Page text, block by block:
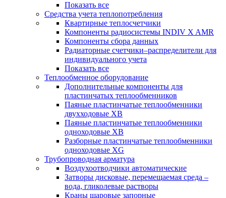
Показать все
Средства учета теплопотребления
Квартирные теплосчетчики
Компоненты радиосистемы INDIV X AMR
Компоненты сбора данных
Радиаторные счетчики–распределители для
индивидуального учета
Показать все
Теплообменное оборудование
Дополнительные компоненты для
пластинчатых теплообменников
Паяные пластинчатые теплообменники
двухходовые XB
Паяные пластинчатые теплообменники
одноходовые ХВ
Разборные пластинчатые теплообменники
одноходовые ХG
Трубопроводная арматура
Воздухоотводчики автоматические
Затворы дисковые, перемещаемая среда –
вода, гликолевые растворы
Краны шаровые запорные